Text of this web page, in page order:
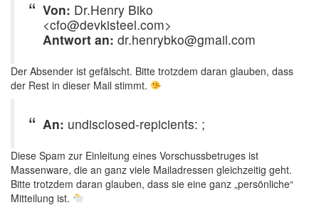
Von: Dr.Henry Biko
<cfo@devkisteel.com>
Antwort an: dr.henrybko@gmail.com
Der Absender ist gefälscht. Bitte trotzdem daran glauben, dass
der Rest in dieser Mail stimmt.
An: undisclosed-repicients: ;
Diese Spam zur Einleitung eines Vorschussbetruges ist
Massenware, die an ganz viele Mailadressen gleichzeitig geht.
Bitte trotzdem daran glauben, dass sie eine ganz „persönliche“
Mitteilung ist.